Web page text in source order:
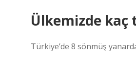
Ülkemizde kaç
Türkiye’de 8 sönmüş